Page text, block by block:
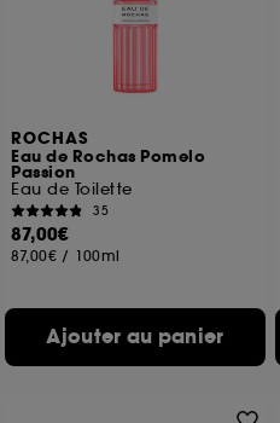
ROCHAS
Eau de Rochas Pomelo
Passion
Eau de Toilette
35
87,00€
87,00€ / 100ml
Ajouter au panier